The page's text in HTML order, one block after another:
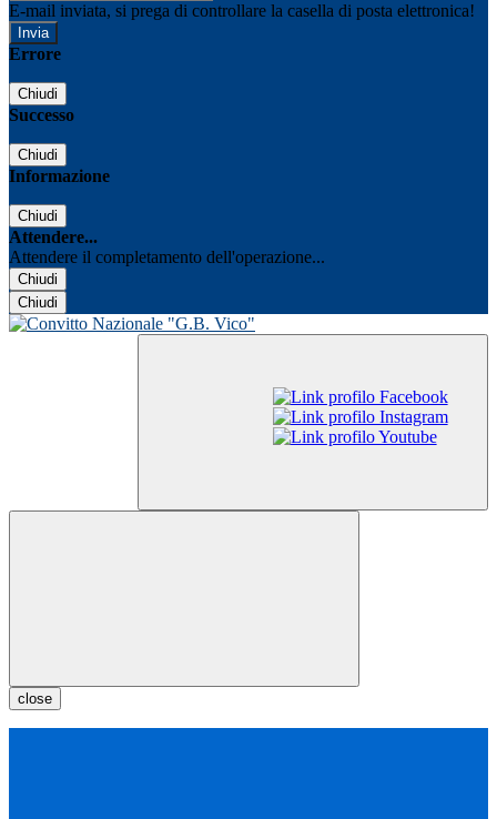
E-mail inviata, si prega di controllare la casella di posta elettronica!
Errore
Chiudi
Successo
Chiudi
Informazione
Chiudi
Attendere...
Attendere il completamento dell'operazione...
Chiudi
Chiudi
close